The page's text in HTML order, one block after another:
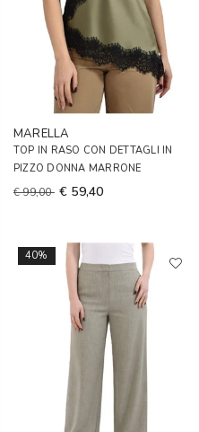
MARELLA
TOP IN RASO CON DETTAGLI IN
PIZZO DONNA MARRONE
€ 99,00 € 59,40
40%